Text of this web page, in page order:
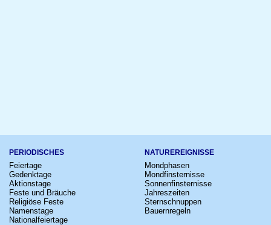
PERIODISCHES
Feiertage
Gedenktage
Aktionstage
Feste und Bräuche
Religiöse Feste
Namenstage
Nationalfeiertage
NATUREREIGNISSE
Mondphasen
Mondfinsternisse
Sonnenfinsternisse
Jahreszeiten
Sternschnuppen
Bauernregeln